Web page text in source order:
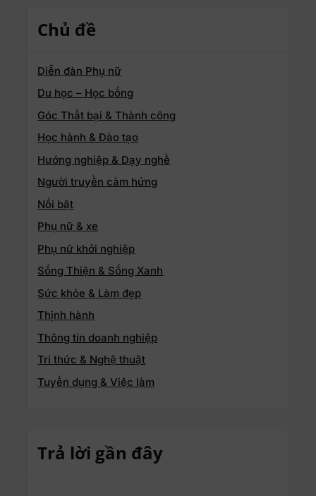
Chủ đề
Diễn đàn Phụ nữ
Du học – Học bổng
Góc Thất bại & Thành công
Học hành & Đào tạo
Hướng nghiệp & Dạy nghề
Người truyền cảm hứng
Nổi bật
Phụ nữ & xe
Phụ nữ khởi nghiệp
Sống Thiện & Sống Xanh
Sức khỏe & Làm đẹp
Thịnh hành
Thông tin doanh nghiệp
Tri thức & Nghệ thuật
Tuyển dụng & Việc làm
Trả lời gần đây